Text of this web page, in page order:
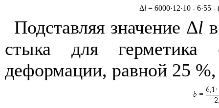
Δl= 6000·12·10 - 6·55 -
Подставляя значение Δl
стыка для герметика
деформации, равной 25 %,